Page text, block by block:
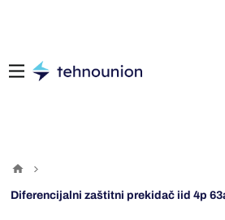
diferencijalni zaštitni prekidač iid 4p